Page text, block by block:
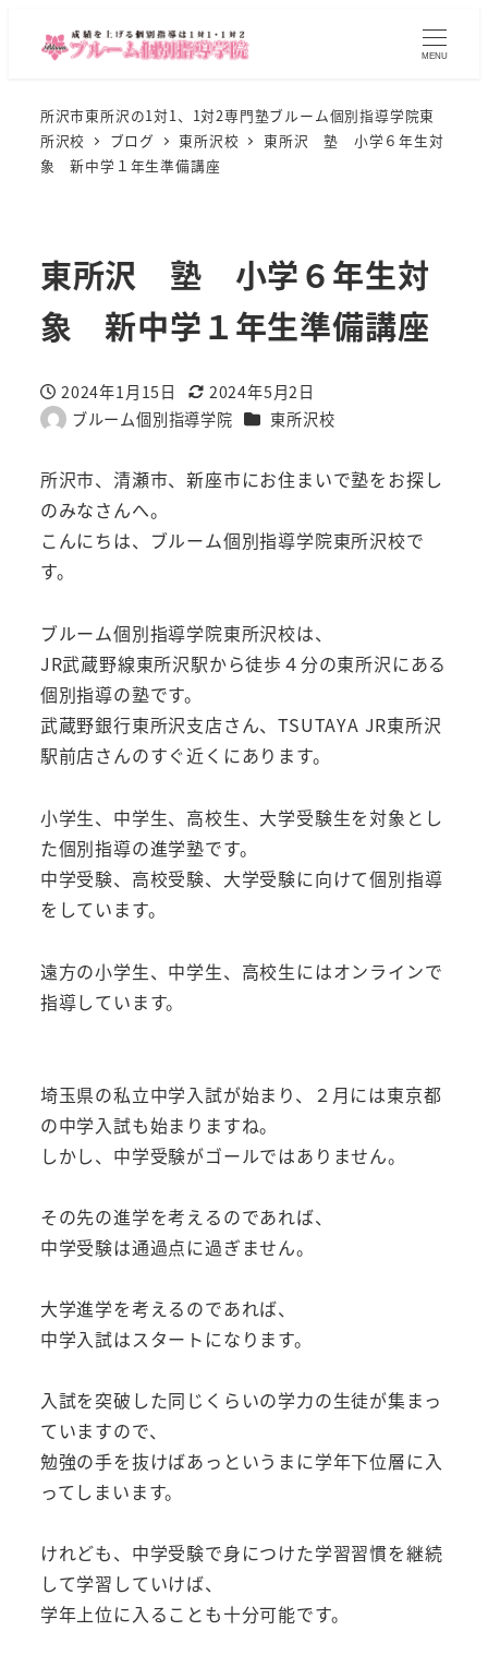
MENU
所沢市東所沢の1対1、1対2専門塾ブルーム個別指導学院東
所沢校
ブログ 東所沢校
東所沢 塾 小学６年生対
象 新中学１年生準備講座
東所沢 塾 小学６年生対
象 新中学１年生準備講座
投稿日
2024年1月15日
更新日
2024年5月2日
著
ブルーム個別指導学院 カテゴリー
東所沢校
所沢市、清瀬市、新座市にお住まいで塾をお探し
のみなさんへ。
こんにちは、ブルーム個別指導学院東所沢校で
す。
ブルーム個別指導学院東所沢校は、
JR武蔵野線東所沢駅から徒歩４分の東所沢にある
個別指導の塾です。
武蔵野銀行東所沢支店さん、TSUTAYA JR東所沢
駅前店さんのすぐ近くにあります。
小学生、中学生、高校生、大学受験生を対象とし
た個別指導の進学塾です。
中学受験、高校受験、大学受験に向けて個別指導
をしています。
遠方の小学生、中学生、高校生にはオンラインで
指導しています。
埼玉県の私立中学入試が始まり、２月には東京都
の中学入試も始まりますね。
しかし、中学受験がゴールではありません。
その先の進学を考えるのであれば、
中学受験は通過点に過ぎません。
大学進学を考えるのであれば、
中学入試はスタートになります。
入試を突破した同じくらいの学力の生徒が集まっ
ていますので、
勉強の手を抜けばあっというまに学年下位層に入
ってしまいます。
けれども、中学受験で身につけた学習習慣を継続
して学習していけば、
学年上位に入ることも十分可能です。